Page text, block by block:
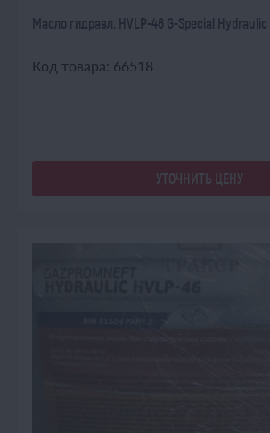
Масло гидравл. HVLP-46 G-Special Hydraulic
Код товара: 66518
УТОЧНИТЬ ЦЕНУ